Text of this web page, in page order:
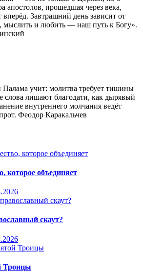
апостолов, прошедшая через века,
вперёд. Завтрашний день зависит от
мыслить и любить — наш путь к Богу».
Палама учит: молитва требует тишины
слова лишают благодати, как дырявый
внутреннего молчания ведёт
Феодор Каракальчев
которое объединяет
скаут?
Троицы